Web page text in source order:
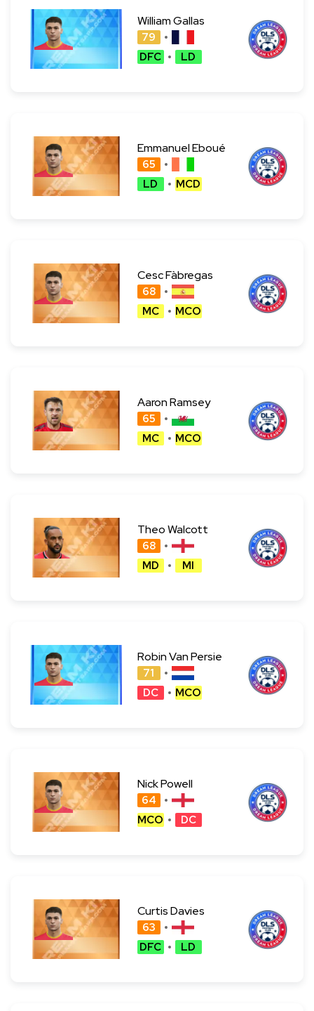
William Gallas
79
DFC
LD
Emmanuel Eboué
65
LD
MCD
Cesc Fàbregas
68
MC
MCO
Aaron Ramsey
65
MC
MCO
Theo Walcott
68
MD
MI
Robin Van Persie
71
DC
MCO
Nick Powell
64
MCO
DC
Curtis Davies
63
DFC
LD